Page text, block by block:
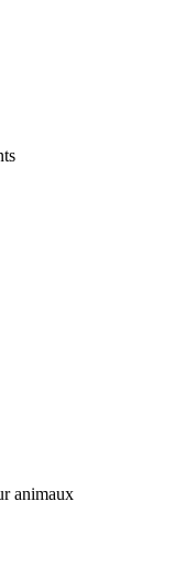
animaux